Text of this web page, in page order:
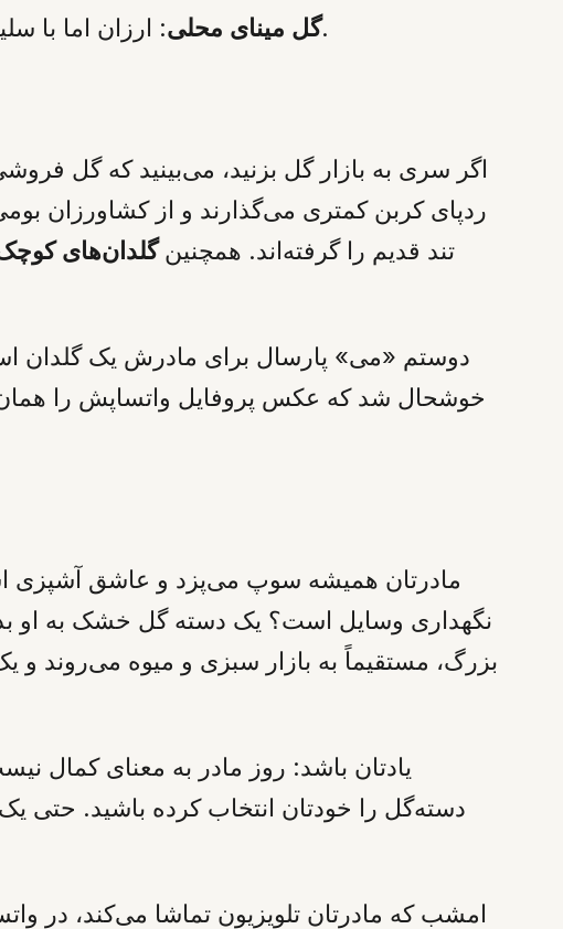
گل مینای محلی: ارزان اما با سلیقه. بسته‌بندی پارچه‌ای یا کاغذ بازیافتی به آن حالت روستایی و پر از زندگی می‌دهد.
اگر سری به بازار گل بزنید، می‌بینید که گل
ردپای کربن کمتری می‌گذارند و از کشاورزان
تند قدیم را گرفته‌اند. همچنینگلدان‌های
دوستم «می» پارسال برای مادرش یک گلدان
خوشحال شد که عکس پروفایل واتساپش را
مادرتان همیشه سوپ می‌پزد و عاشق آشپزی
نگهداری وسایل است؟ یک دسته گل خشک به او
بزرگ، مستقیماً به بازار سبزی و میوه می‌روند و
یادتان باشد: روز مادر به معنای کمال
دسته‌گل را خودتان انتخاب کرده باشید. حتی
امشب که مادرتان تلویزیون تماشا می‌کند، در